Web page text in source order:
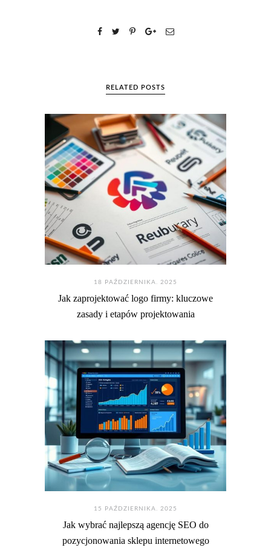
RELATED POSTS
18 PAŹDZIERNIKA. 2025
Jak zaprojektować logo firmy: kluczowe
zasady i etapów projektowania
15 PAŹDZIERNIKA. 2025
Jak wybrać najlepszą agencję SEO do
pozycjonowania sklepu internetowego